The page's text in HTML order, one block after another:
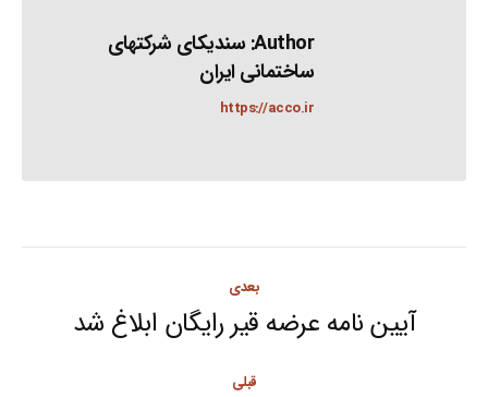
Author: سندیکای شرکتهای
ساختمانی ایران
https://acco.ir
navigation
قبلی
بعدی
Next
آیین نامه عرضه قیر رایگان ابلاغ شد